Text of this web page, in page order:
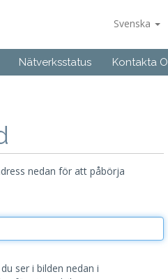
Svenska
Nätverksstatus Kontakta
nedan för att påbörja
ser i bilden nedan i